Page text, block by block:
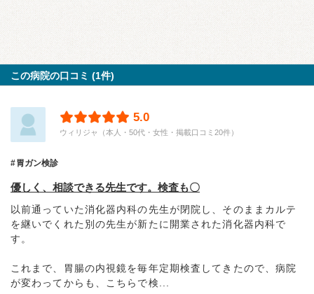
この病院の口コミ (1件)
5.0
ウィリジャ（本人・50代・女性・掲載口コミ20件）
胃ガン検診
優しく、相談できる先生です。検査も〇
以前通っていた消化器内科の先生が閉院し、そのままカルテ
を継いでくれた別の先生が新たに開業された消化器内科で
す。
これまで、胃腸の内視鏡を毎年定期検査してきたので、病院
が変わってからも、こちらで検...